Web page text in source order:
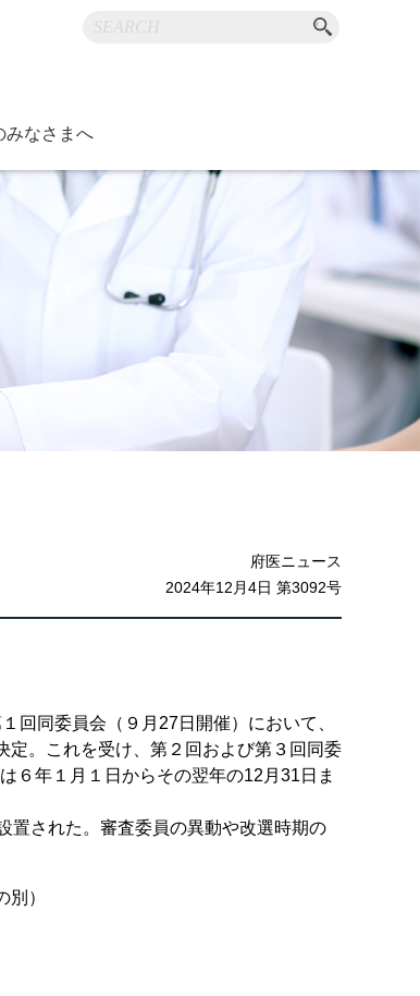
みなさまへ
府医ニュース
2024年12月4日 第3092号
回同委員会（９月27日開催）において、
定。これを受け、第２回および第３回同委
６年１月１日からその翌年の12月31日ま
置された。審査委員の異動や改選時期の
）